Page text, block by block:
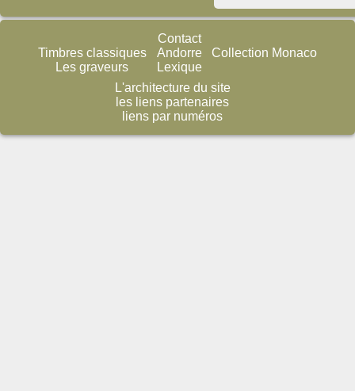
Timbres classiques
Les graveurs
Contact
Andorre
Lexique
Collection Monaco
L'architecture du site
les liens partenaires
liens par numéros